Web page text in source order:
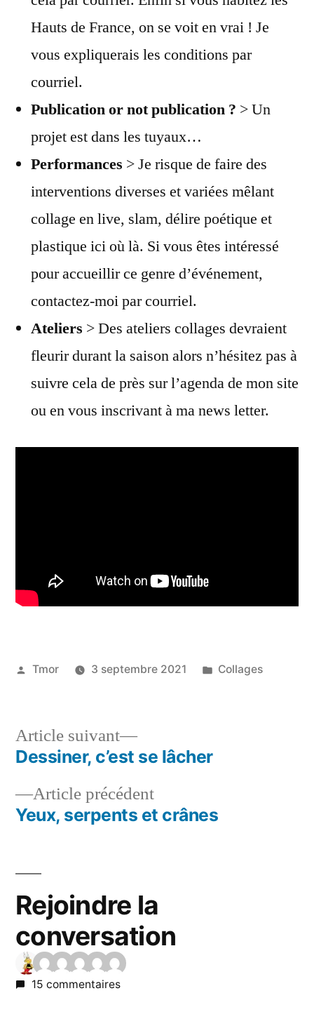
Hauts de France, on se voit en vrai ! Je
vous expliquerais les conditions par
courriel.
Publication or not publication ? > Un
projet est dans les tuyaux…
Performances > Je risque de faire des
interventions diverses et variées mêlant
collage en live, slam, délire poétique et
plastique ici où là. Si vous êtes intéressé
pour accueillir ce genre d’événement,
contactez-moi par courriel.
Ateliers > Des ateliers collages devraient
fleurir durant la saison alors n’hésitez pas à
suivre cela de près sur l’agenda de mon site
ou en vous inscrivant à ma news letter.
Publié
Tmor 3 septembre 2021
Publié
Collages
Navigation
de
l’article
Article précédentArticle
précédent :
Yeux, serpents et crânes
Article suivant
Article
suivant :
Dessiner, c’est se lâcher
Rejoindre la
conversation
15 commentaires